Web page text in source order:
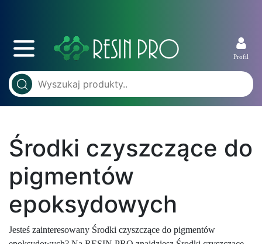
Profil
Środki czyszczące do
pigmentów
epoksydowych
Jesteś zainteresowany Środki czyszczące do pigmentów